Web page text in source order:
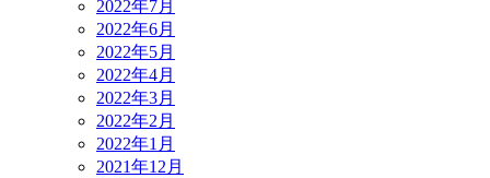
2022年7月
2022年6月
2022年5月
2022年4月
2022年3月
2022年2月
2022年1月
2021年12月